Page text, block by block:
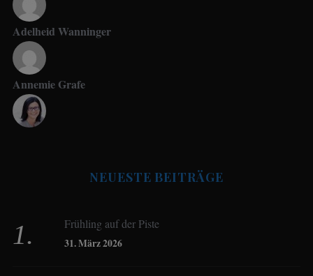
Adelheid Wanninger
Annemie Grafe
Birgit Werner
NEUESTE BEITRÄGE
Frühling auf der Piste
31. März 2026